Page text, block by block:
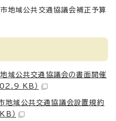
地域公共交通協議会補正予算
域公共交通協議会の書面開催
KB）
地域公共交通協議会設置規約
）